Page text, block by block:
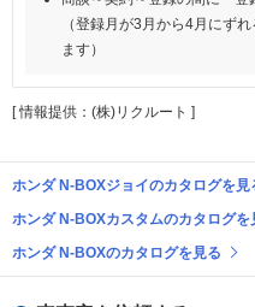
（登録月が3月から4月にず
ます）
[ 情報提供：(株)リクルート ]
ホンダ N-BOXジョイのカタログを見
ホンダ N-BOXカスタムのカタログを
ホンダ N-BOXのカタログを見る